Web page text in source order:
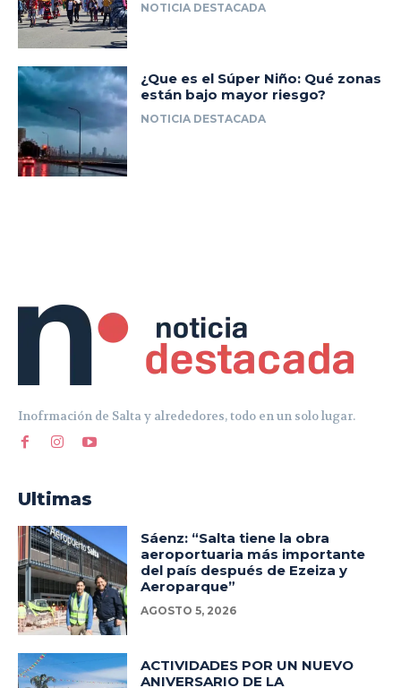
Inofrmación de Salta y alrededores, todo en un solo lugar.
Ultimas
Sáenz: “Salta tiene la obra
aeroportuaria más importante
del país después de Ezeiza y
Aeroparque”
AGOSTO 5, 2026
ACTIVIDADES POR UN NUEVO
ANIVERSARIO DE LA